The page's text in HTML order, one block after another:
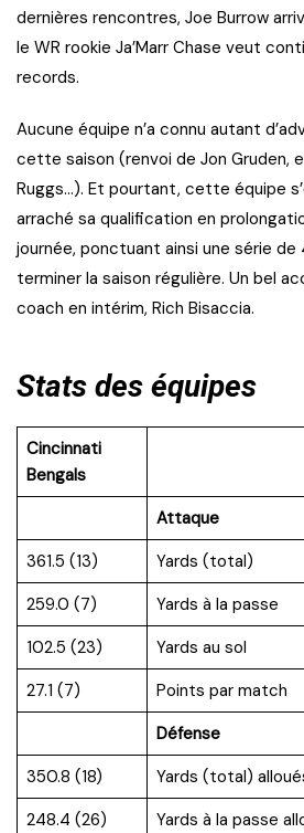
dernières rencontres, Joe Burrow
le WR rookie Ja’Marr Chase veut
records.
Aucune équipe n’a connu autant
cette saison (renvoi de Jon Gruden,
Ruggs…). Et pourtant, cette équipe
arraché sa qualification en
journée, ponctuant ainsi une série
terminer la saison régulière. Un bel
coach en intérim, Rich Bisaccia.
Stats des équipes
Cincinnati
Bengals
Attaque
361.5 (13)
Yards (total)
259.0 (7)
Yards à la passe
102.5 (23)
Yards au sol
27.1 (7)
Points par match
Défense
350.8 (18)
Yards (total)
248.4 (26)
Yards à la passe